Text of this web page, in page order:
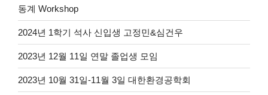
동계 Workshop
2024년 1학기 석사 신입생 고정민&심건우
2023년 12월 11일 연말 졸업생 모임
2023년 10월 31일-11월 3일 대한환경공학회